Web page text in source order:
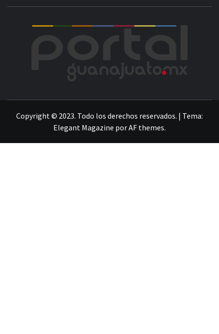
Copyright © 2023. Todo los derechos reservados. | Tema:
Elegant Magazine porAF themes.